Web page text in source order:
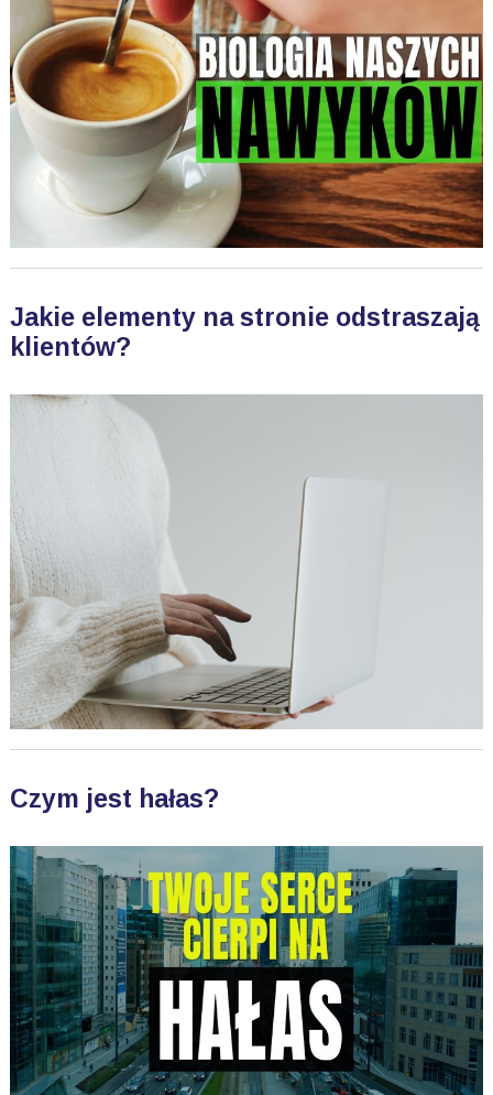
Jakie elementy na stronie odstraszają
klientów?
Czym jest hałas?